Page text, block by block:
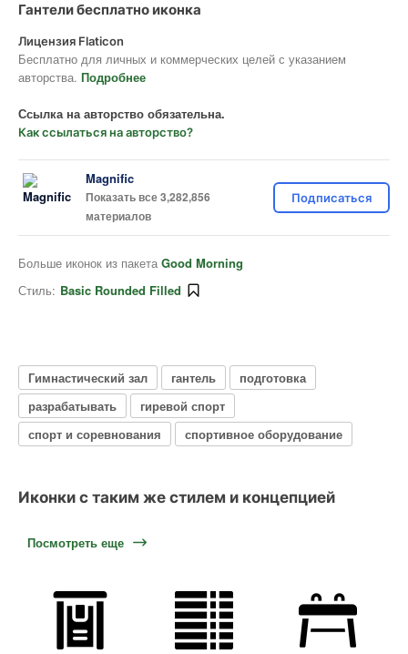
Гантели бесплатно иконка
Лицензия Flaticon
Бесплатно для личных и коммерческих целей с указанием
авторства. Подробнее
Ссылка на авторство обязательна.
Как ссылаться на авторство?
Magnific
Показать все 3,282,856
материалов
Подписаться
Больше иконок из пакета Good Morning
Стиль: Basic Rounded Filled
Гимнастический зал гантель
подготовка
разрабатывать
гиревой спорт
спорт и соревнования
спортивное оборудование
Иконки с таким же стилем и концепцией
Посмотреть еще